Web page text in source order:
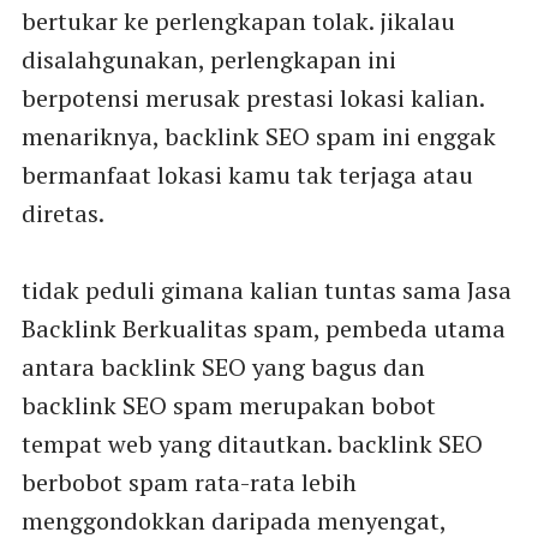
bertukar ke perlengkapan tolak. jikalau
disalahgunakan, perlengkapan ini
berpotensi merusak prestasi lokasi kalian.
menariknya, backlink SEO spam ini enggak
bermanfaat lokasi kamu tak terjaga atau
diretas.
tidak peduli gimana kalian tuntas sama Jasa
Backlink Berkualitas spam, pembeda utama
antara backlink SEO yang bagus dan
backlink SEO spam merupakan bobot
tempat web yang ditautkan. backlink SEO
berbobot spam rata-rata lebih
menggondokkan daripada menyengat,